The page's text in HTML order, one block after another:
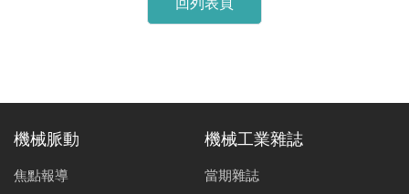
機械脈動
焦點報導
機械工業雜誌
當期雜誌